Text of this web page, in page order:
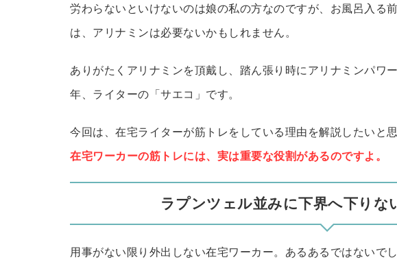
労わらないといけないのは娘の私の方なのですが、お風呂入る
は、アリナミンは必要ないかもしれません。
ありがたくアリナミンを頂戴し、踏ん張り時にアリナミンパワ
年、ライターの「サエコ」です。
今回は、在宅ライターが筋トレをしている理由を解説したいと思
在宅ワーカーの筋トレには、実は重要な役割があるのですよ。
ラプンツェル並みに下界へ下りな
用事がない限り外出しない在宅ワーカー。あるあるではないでし